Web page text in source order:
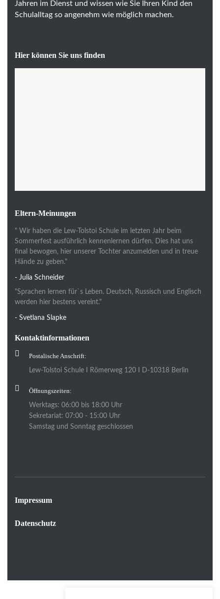
Jahren im Dienst und wissen wie Sie Ihren Kind den
Schulalltag so angenehm wie möglich machen.
Hier können Sie uns finden
Eltern-Meinungen
" Wir haben die Lew-Tolstoi Schule im letzten Jahr beim
Sommerfest ausführlich kennenlernen dürfen. Dies hat uns
final bewogen, hier unserer Tochter anzumelden und in treue
Hände zu geben."
- Julia Schneider
"Sprachen lernen für`s Leben. Deutsch, Russisch und Englisch
werden hier bestens vereint."
- Svetlana Slapke
Kontaktinformationen
Postalische Anschrift:
Lew-Tolstoi Schule I Römerweg 120 I D-10318 Berlin
Öffnungszeiten:
Werktags: 06:00 bis 18:00 Uhr
Sekretariat: 07:00 - 15:00 Uhr
Samstag und Sonntag geschlossen
Impressum
Datenschutz